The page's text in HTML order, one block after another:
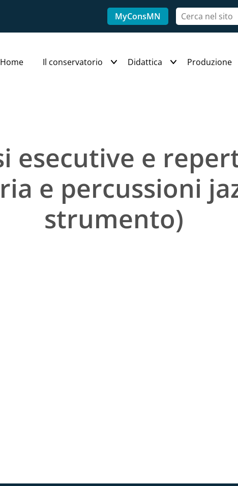
MyConsMN
Home Il conservatorio Didattica Produzione
esecutive e
e percussioni
strumento)